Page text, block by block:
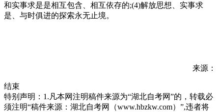
和实事求是是相互包含、相互依存的;(4)解放思想、实事求
是、与时俱进的探索永无止境。
来源：
结束
特别声明：1.凡本网注明稿件来源为“湖北自考网”的，转载必
须注明“稿件来源：湖北自考网（www.hbzkw.com）”,违者将